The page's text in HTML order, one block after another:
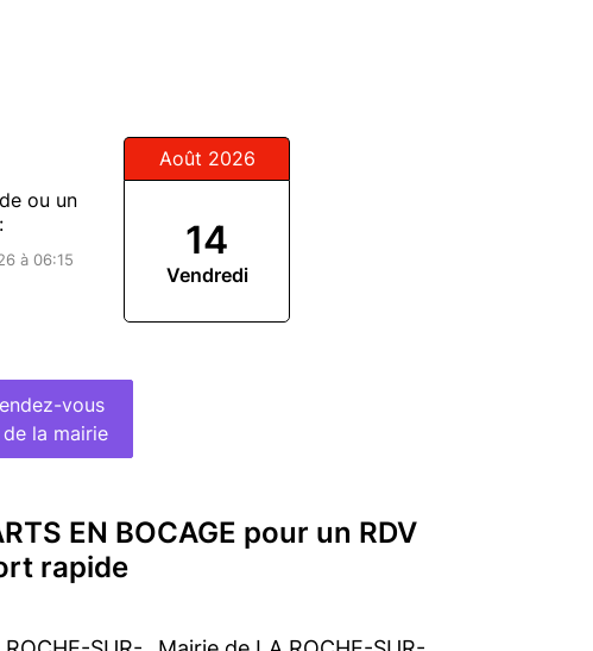
ou un
à 06:15
Août 2026
14
Vendredi
vous
la mairie
EN BOCAGE pour un RDV
rapide